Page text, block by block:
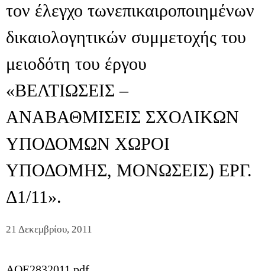
τον έλεγχο τωνεπικαιροποιημένων
δικαιολογητικών συμμετοχής του
μειοδότη του έργου
«ΒΕΛΤΙΩΣΕΙΣ –
ΑΝΑΒΑΘΜΙΣΕΙΣ ΣΧΟΛΙΚΩΝ
ΥΠΟΔΟΜΩΝ ΧΩΡΟΙ
ΥΠΟΔΟΜΗΣ, ΜΟΝΩΣΕΙΣ) ΕΡΓ.
Δ1/11».
21 Δεκεμβρίου, 2011